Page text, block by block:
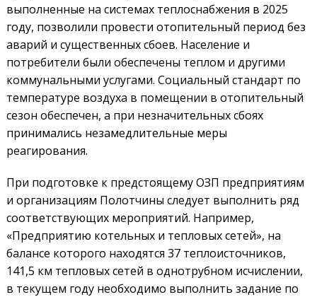
выполненные на системах теплоснабжения в 2025
году, позволили провести отопительный период без
аварий и существенных сбоев. Население и
потребители были обеспечены теплом и другими
коммунальными услугами. Социальный стандарт по
температуре воздуха в помещении в отопительный
сезон обеспечен, а при незначительных сбоях
принимались незамедлительные меры
реагирования.
При подготовке к предстоящему ОЗП предприятиям
и организациям Полотчины следует выполнить ряд
соответствующих мероприятий. Например,
«Предприятию котельных и тепловых сетей», на
балансе которого находятся 37 теплоисточников,
141,5 км тепловых сетей в однотрубном исчислении,
в текущем году необходимо выполнить задание по